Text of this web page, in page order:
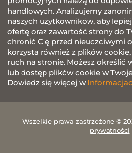
handlowych. Analizujemy
naszych użytkowników, aby
ofertę oraz zawartość strony do
chronić Cię przed nieuczciwymi
korzysta również z plików
ruch na stronie. Możesz określić
lub dostęp plików cookie w
Dowiedz się więcej w
Wszelkie prawa zastrzeżone ©
prywatności